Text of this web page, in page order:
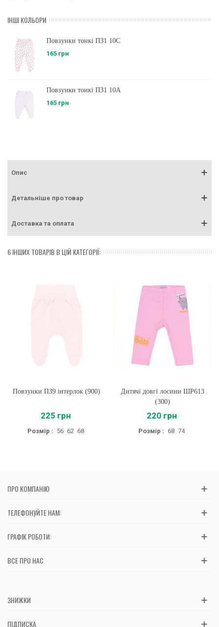
ІНШІ КОЛЬОРИ
Повзунки тонкі ПЗ1 10C
165 грн
Повзунки тонкі ПЗ1 10А
165 грн
Опис
Детальніше про товар
Доставка та оплата
6 ІНШИХ ТОВАРІВ В ЦІЙ КАТЕГОРІЇ:
Повзунки ПЗ9 інтерлок (900)
225 грн
Розмір : 56 62 68
Дитячі довгі лосини ШР613
(300)
220 грн
Розмір : 68 74
ПРО КОМПАНІЮ
ТЕЛЕФОНУЙТЕ НАМ:
ГРАФІК РОБОТИ:
ВСЕ ПРО НАС
ЗНИЖКИ
ПІДПИСКА